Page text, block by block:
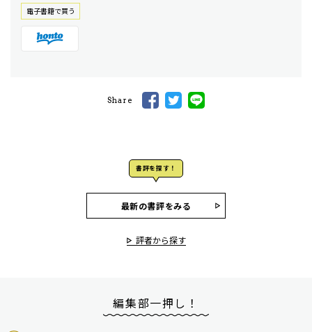
電⼦書籍で買う
Share
書評を探す！
最新の書評をみる
評者から探す
編集部一押し！